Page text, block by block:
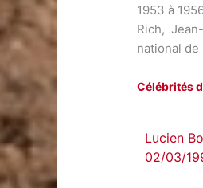
1953 à
Rich,
national de
Célébrités
Lucien
02/03/